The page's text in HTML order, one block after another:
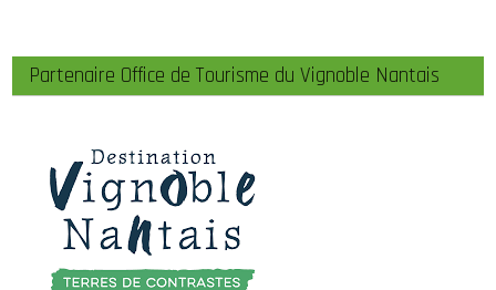
Partenaire Office de Tourisme du Vignoble Nantais